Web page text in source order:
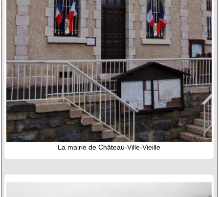
La mairie de Château-Ville-Vieille